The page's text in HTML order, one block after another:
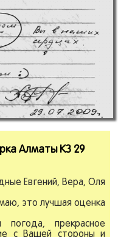
Алматы КЗ 29
Евгений, Вера, Оля
это лучшая оценка
прекрасное
с Вашей стороны и